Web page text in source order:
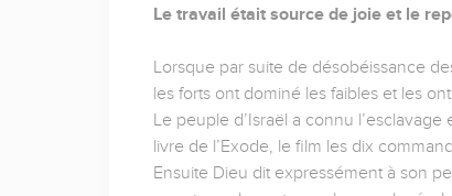
Le travail était source de joie et le
Lorsque par suite de désobéissance
les forts ont dominé les faibles et les
Le peuple d’Israël a connu
livre de l’Exode, le film les dix
Ensuite Dieu dit expressément à son